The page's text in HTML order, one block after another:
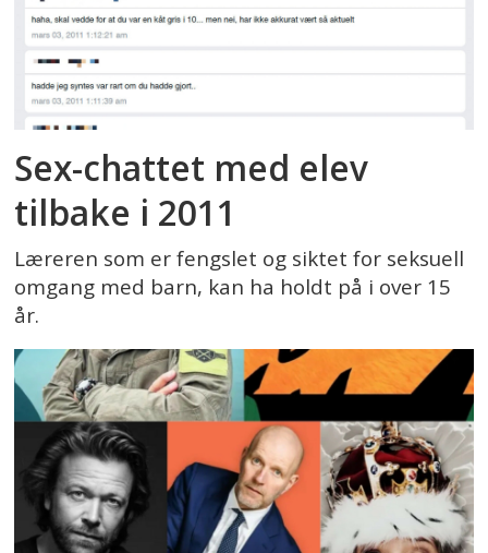
Sex-chattet med elev
tilbake i 2011
Læreren som er fengslet og siktet for seksuell
omgang med barn, kan ha holdt på i over 15
år.